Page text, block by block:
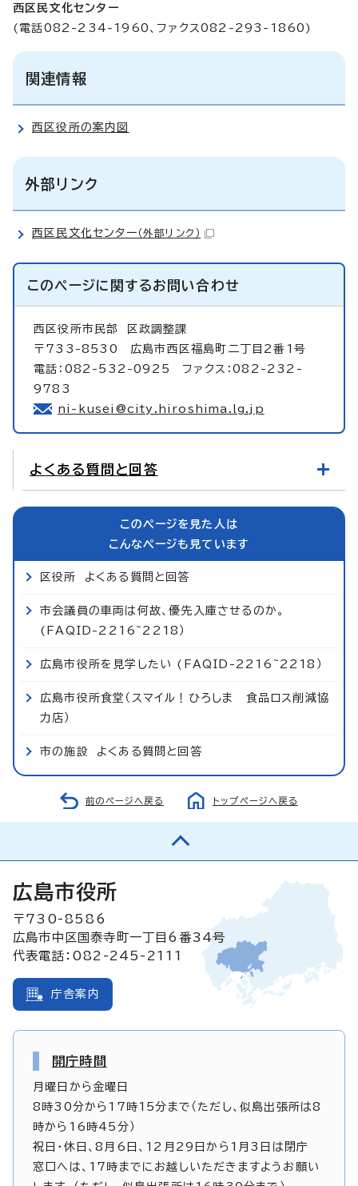
西区民文化センター
(電話082-234-1960、ファクス082-293-1860)
関連情報
西区役所の案内図
外部リンク
西区民文化センター （外部リンク）
このページに関するお問い合わせ
西区役所市民部
区政調整課
〒733-8530 広島市西区福島町二丁目2番1号
電話：082-532-0925 ファクス：082-232-
9783
ni-kusei@city.hiroshima.lg.jp
よくある質問と回答
このページを見た人は
こんなページも見ています
区役所 よくある質問と回答
市会議員の車両は何故、優先入庫させるのか。
(FAQID-2216~2218）
広島市役所を見学したい (FAQID-2216~2218）
広島市役所食堂（スマイル！ひろしま 食品ロス削減協
力店）
市の施設 よくある質問と回答
前のページへ戻る トップページへ戻る
広島市役所
〒730-8586
広島市中区国泰寺町一丁目6番34号
代表電話：082-245-2111
庁舎案内
開庁時間
月曜日から金曜日
8時30分から17時15分まで（ただし、似島出張所は8
時から16時45分）
祝日・休日、8月6日、12月29日から1月3日は閉庁
窓口へは、17時までにお越しいただきますようお願い